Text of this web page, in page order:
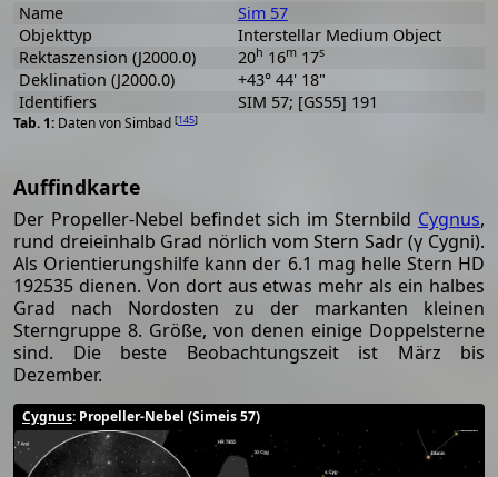
Daten von Simbad [145]
Name
Sim 57
Objekttyp
Interstellar Medium Object
Rektaszension (J2000.0)
20h 16m17s
Deklination (J2000.0)
+43° 44' 18"
Identifiers
SIM 57; [GS55] 191
Auffindkarte
Der Propeller-Nebel befindet sich im Sternbild Cygnus,
rund dreieinhalb Grad nörlich vom Stern Sadr (γ Cygni).
Als Orientierungshilfe kann der 6.1 mag helle Stern HD
192535 dienen. Von dort aus etwas mehr als ein halbes
Grad nach Nordosten zu der markanten kleinen
Sterngruppe 8. Größe, von denen einige Doppelsterne
sind. Die beste Beobachtungszeit ist März bis
Dezember.
Cygnus: Propeller-Nebel (Simeis 57)